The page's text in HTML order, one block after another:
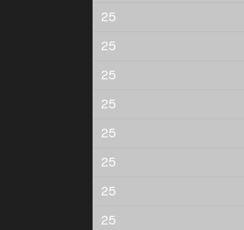
25
25
25
25
25
25
25
25